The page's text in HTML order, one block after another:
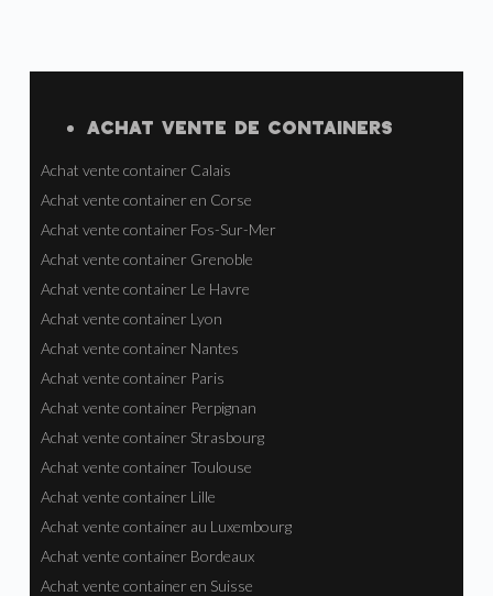
ACHAT VENTE DE CONTAINERS
Achat vente container Calais
Achat vente container en Corse
Achat vente container Fos-Sur-Mer
Achat vente container Grenoble
Achat vente container Le Havre
Achat vente container Lyon
Achat vente container Nantes
Achat vente container Paris
Achat vente container Perpignan
Achat vente container Strasbourg
Achat vente container Toulouse
Achat vente container Lille
Achat vente container au Luxembourg
Achat vente container Bordeaux
Achat vente container en Suisse